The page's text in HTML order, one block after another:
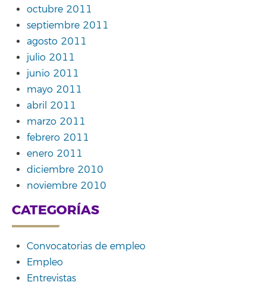
octubre 2011
septiembre 2011
agosto 2011
julio 2011
junio 2011
mayo 2011
abril 2011
marzo 2011
febrero 2011
enero 2011
diciembre 2010
noviembre 2010
CATEGORÍAS
Convocatorias de empleo
Empleo
Entrevistas